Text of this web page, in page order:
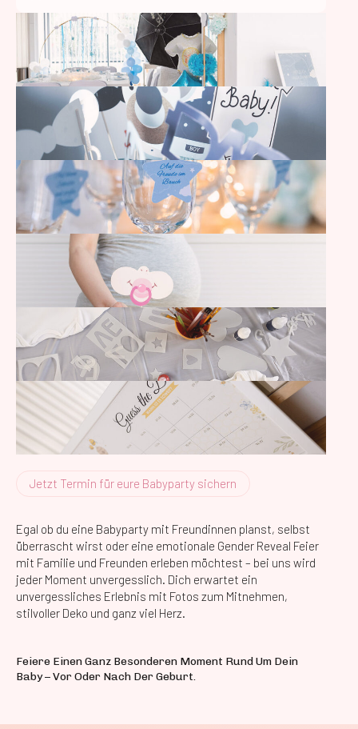
Jetzt Termin für eure Babyparty sichern
Egal ob du eine Babyparty mit Freundinnen planst, selbst
überrascht wirst oder eine emotionale Gender Reveal Feier
mit Familie und Freunden erleben möchtest – bei uns wird
jeder Moment unvergesslich. Dich erwartet ein
unvergessliches Erlebnis mit Fotos zum Mitnehmen,
stilvoller Deko und ganz viel Herz.
Feiere Einen Ganz Besonderen Moment Rund Um Dein
Baby – Vor Oder Nach Der Geburt.